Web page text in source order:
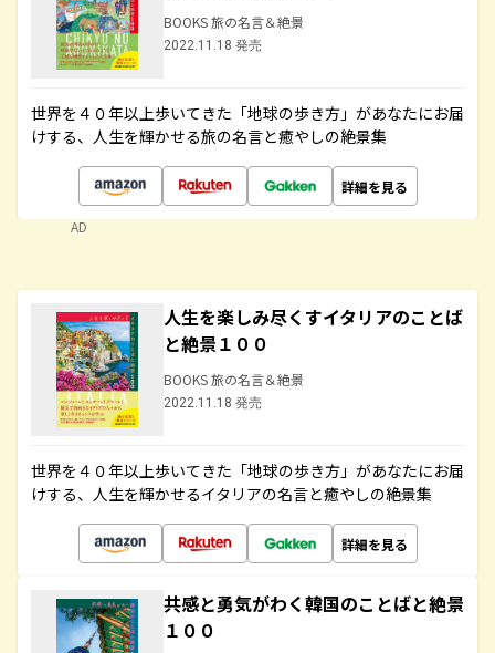
BOOKS 旅の名言＆絶景
2022.11.18 発売
世界を４０年以上歩いてきた「地球の歩き方」があなたにお届
けする、人生を輝かせる旅の名言と癒やしの絶景集
詳細を見る
AD
人生を楽しみ尽くすイタリアのことば
と絶景１００
BOOKS 旅の名言＆絶景
2022.11.18 発売
世界を４０年以上歩いてきた「地球の歩き方」があなたにお届
けする、人生を輝かせるイタリアの名言と癒やしの絶景集
詳細を見る
共感と勇気がわく韓国のことばと絶景
１００